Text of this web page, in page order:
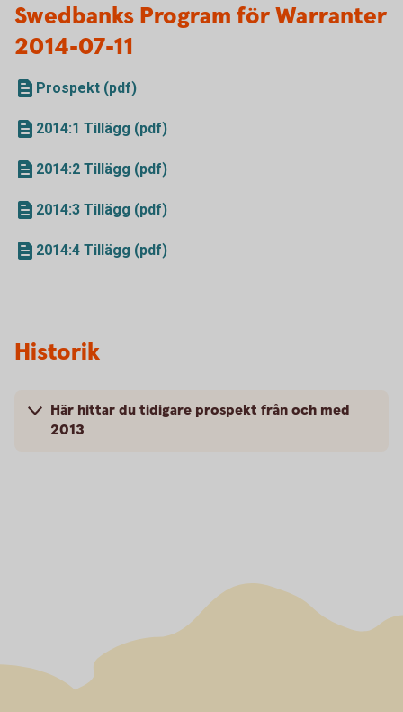
Swedbanks Program för Warranter
2014-07-11
Prospekt (pdf)
2014:1 Tillägg (pdf)
2014:2 Tillägg (pdf)
2014:3 Tillägg (pdf)
2014:4 Tillägg (pdf)
Historik
Här hittar du tidigare prospekt från och med
2013